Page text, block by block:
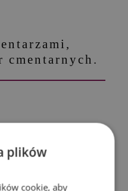
cmentarnych.
plików
cookie, aby